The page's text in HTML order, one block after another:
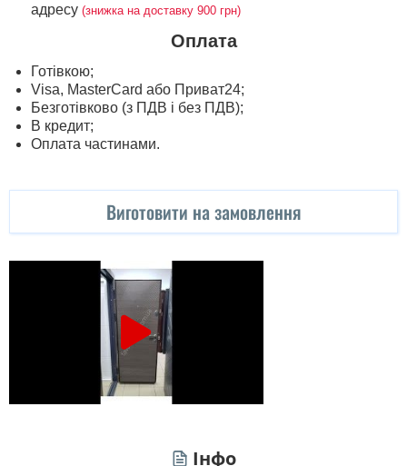
адресу (знижка на доставку 900 грн)
Оплата
Готівкою;
Visa, MasterСard або Приват24;
Безготівково (з ПДВ і без ПДВ);
В кредит;
Оплата частинами.
Виготовити на замовлення
Інфо